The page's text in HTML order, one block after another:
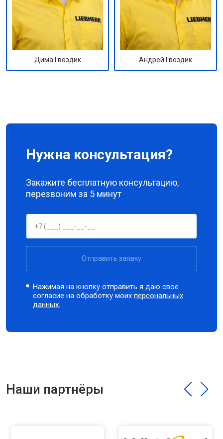
Дима Гвоздик Андрей Гвоздик
Нужна консультация?
Закажите бесплатную консультацию,
перезвоним за 5 минут
Отправить заявку
Нажимая на кнопку отправить я даю свое
согласие на обработку моихперсональных
данных.
Наши партнёры